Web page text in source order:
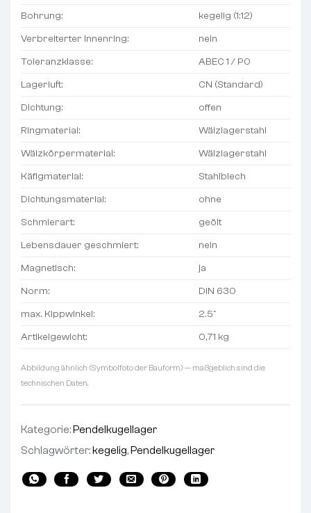
Bohrung:
kegelig (1:12)
Verbreiterter Innenring:
nein
Toleranzklasse:
ABEC 1 / P0
Lagerluft:
CN (Standard)
Dichtung:
offen
Ringmaterial:
Wälzlagerstahl
Wälzkörpermaterial:
Wälzlagerstahl
Käfigmaterial:
Stahlblech
Dichtungsmaterial:
ohne
Schmierart:
geölt
Lebensdauer geschmiert:
nein
Magnetisch:
ja
Norm:
DIN 630
max. Kippwinkel:
2.5°
Artikelgewicht:
0,71 kg
Abbildung ähnlich (Symbolfoto der Bauform) — maßgeblich sind die
technischen Daten.
Kategorie:Pendelkugellager
Schlagwörter:kegelig,Pendelkugellager